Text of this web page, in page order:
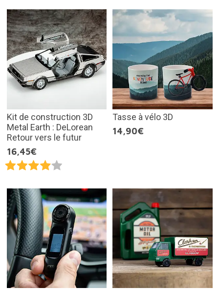
Kit de construction 3D
Metal Earth : DeLorean
Retour vers le futur
16,45€
Tasse à vélo 3D
14,90€